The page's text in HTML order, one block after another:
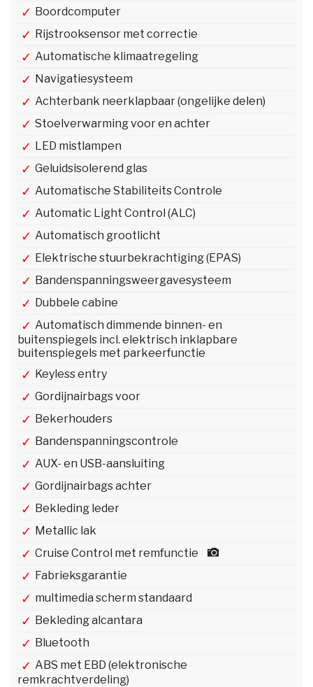
Boordcomputer
Rijstrooksensor met correctie
Automatische klimaatregeling
Navigatiesysteem
Achterbank neerklapbaar (ongelijke delen)
Stoelverwarming voor en achter
LED mistlampen
Geluidsisolerend glas
Automatische Stabiliteits Controle
Automatic Light Control (ALC)
Automatisch grootlicht
Elektrische stuurbekrachtiging (EPAS)
Bandenspanningsweergavesysteem
Dubbele cabine
Automatisch dimmende binnen- en
buitenspiegels incl. elektrisch inklapbare
buitenspiegels met parkeerfunctie
Keyless entry
Gordijnairbags voor
Bekerhouders
Bandenspanningscontrole
AUX- en USB-aansluiting
Gordijnairbags achter
Bekleding leder
Metallic lak
Cruise Control met remfunctie
Fabrieksgarantie
multimedia scherm standaard
Bekleding alcantara
Bluetooth
ABS met EBD (elektronische
remkrachtverdeling)